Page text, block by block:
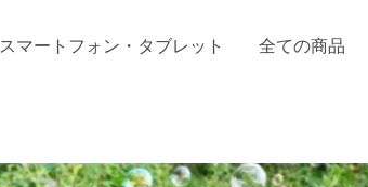
スマートフォン・タブレット 全ての商品